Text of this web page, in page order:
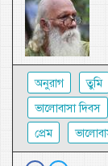
অনুরাগ তুমি
ভালোবাসা দিবস
প্রেম